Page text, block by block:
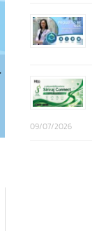
09/07/2026